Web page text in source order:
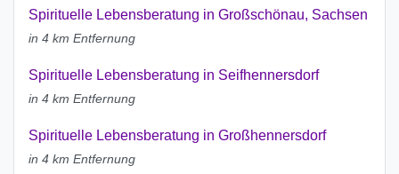
Spirituelle Lebensberatung in Großschönau, Sachsen
in 4 km Entfernung
Spirituelle Lebensberatung in Seifhennersdorf
in 4 km Entfernung
Spirituelle Lebensberatung in Großhennersdorf
in 4 km Entfernung